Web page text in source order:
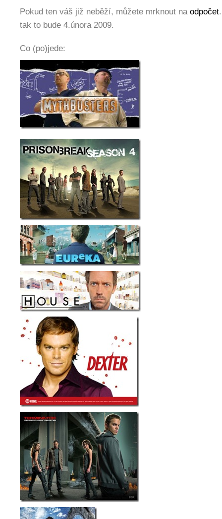
Pokud ten váš již neběží, můžete mrknout na odpočet
tak to bude 4.února 2009.
Co (po)jede: